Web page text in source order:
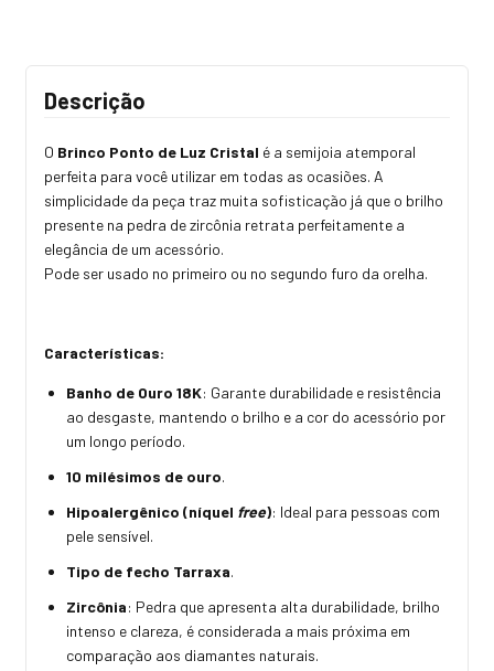
Descrição
O Brinco Ponto de Luz Cristal é a semijoia atemporal
perfeita para você utilizar em todas as ocasiões. A
simplicidade da peça traz muita sofisticação já que o brilho
presente na pedra de zircônia retrata perfeitamente a
elegância de um acessório.
Pode ser usado no primeiro ou no segundo furo da orelha.
Características:
Banho de Ouro 18K: Garante durabilidade e resistência
ao desgaste, mantendo o brilho e a cor do acessório por
um longo período.
10 milésimos de ouro.
Hipoalergênico (níquel free): Ideal para pessoas com
pele sensível.
Tipo de fecho Tarraxa.
Zircônia: Pedra que apresenta alta durabilidade, brilho
intenso e clareza, é considerada a mais próxima em
comparação aos diamantes naturais.